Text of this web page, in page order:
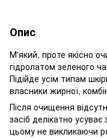
Опис
М'який, проте якісно
гідролатом зеленого
Підійде усім типам
власники жирної,
Після очищення
засіб делікатно
цьому не викликаючи